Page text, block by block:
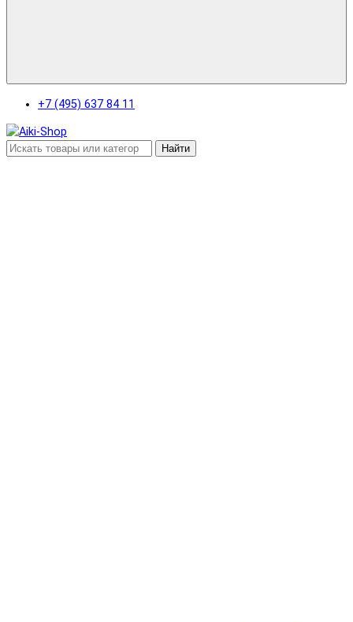
+7 (495) 637 84 11
Найти